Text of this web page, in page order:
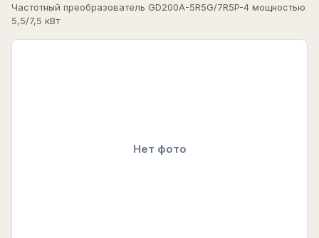
Частотный преобразователь GD200A-5R5G/7R5P-4 мощностью
5,5/7,5 кВт
Нет фото